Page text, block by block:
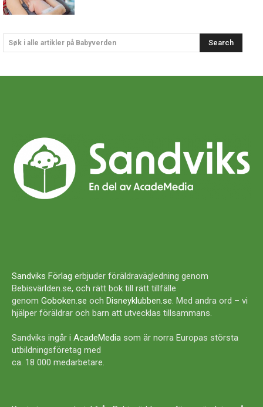
Søk i alle artikler på Babyverden Search
Sandviks Förlag erbjuder föräldravägledning genom
Bebisvärlden.se, och rätt bok till rätt tillfälle
genom Goboken.se och Disneyklubben.se. Med andra ord – vi
hjälper föräldrar och barn att utvecklas tillsammans.
Sandviks ingår i AcadeMedia som är norra Europas största
utbildningsföretag med
ca. 18 000 medarbetare.